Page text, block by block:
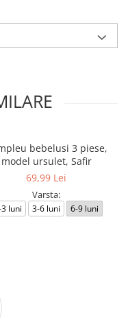
bebelusi 3 piese,
model ursulet, Safir
69,99 Lei
Varsta:
luni 3-6 luni 6-9 luni